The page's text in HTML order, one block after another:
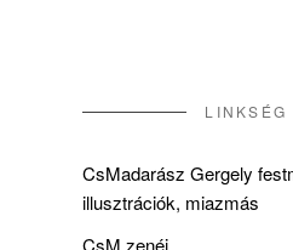
LINKSÉG
CsMadarász Gergely
illusztrációk, miazmás
CsM zenéi